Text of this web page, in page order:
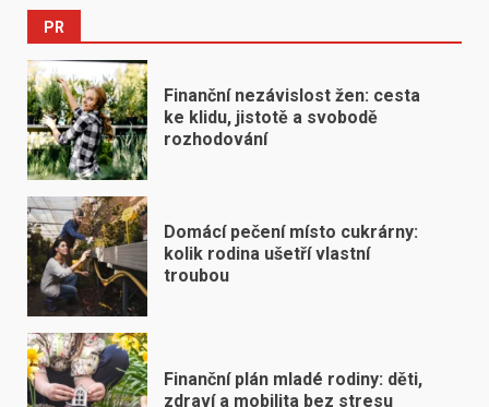
PR
Finanční nezávislost žen: cesta
ke klidu, jistotě a svobodě
rozhodování
Domácí pečení místo cukrárny:
kolik rodina ušetří vlastní
troubou
Finanční plán mladé rodiny: děti,
zdraví a mobilita bez stresu